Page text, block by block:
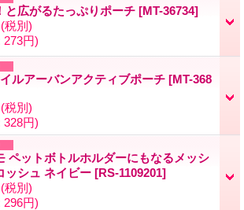
と広がるたっぷりポーチ [MT-36734]
(税別)
273円)
ルアーバンアクティブポーチ [MT-368
(税別)
328円)
ペットボトルホルダーにもなるメッシ
ッシュ ネイビー [RS-1109201]
(税別)
296円)